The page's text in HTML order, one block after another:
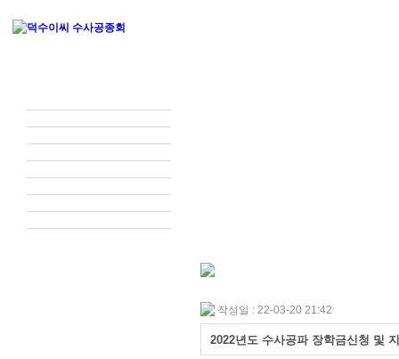
작성일 : 22-03-20 21:42
2022년도 수사공파 장학금신청 및